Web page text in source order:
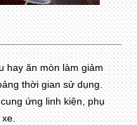
hay ăn mòn làm giảm
thời gian sử dụng.
ứng linh kiện, phụ
xe.